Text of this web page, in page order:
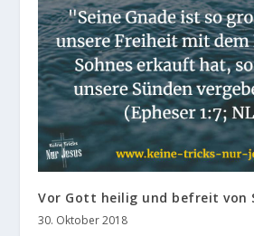
Vor Gott heilig und befreit von
30. Oktober 2018